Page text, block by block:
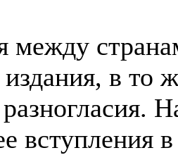
между
в то
вступления